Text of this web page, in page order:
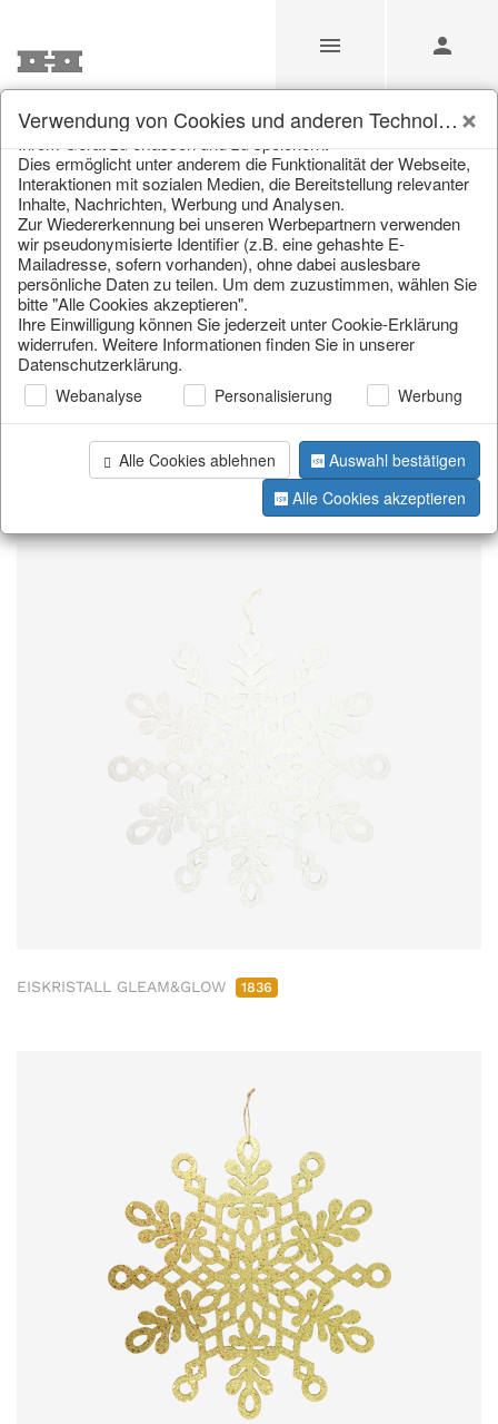
Unsere Produkte für
Händler
Home/Unsere Produkte für Händler/Weihnachten
Schneeflocken & Sterne
Seite 1 von 69 Artikel
EISKRISTALL GLEAM&GLOW 1836
Verwendung von Cookies und anderen Technologien
Technologien (im Folgenden: Cookies), um Informationen von
Ihrem Gerät zu erfassen und zu speichern.
Dies ermöglicht unter anderem die Funktionalität der Webseite,
Interaktionen mit sozialen Medien, die Bereitstellung relevanter
Inhalte, Nachrichten, Werbung und Analysen.
Zur Wiedererkennung bei unseren Werbepartnern verwenden
wir pseudonymisierte Identifier (z.B. eine gehashte E-
Mailadresse, sofern vorhanden), ohne dabei auslesbare
persönliche Daten zu teilen. Um dem zuzustimmen, wählen Sie
bitte "Alle Cookies akzeptieren".
Ihre Einwilligung können Sie jederzeit unter Cookie-Erklärung
widerrufen. Weitere Informationen finden Sie in unserer
Datenschutzerklärung.
Webanalyse Personalisierung Werbung
Alle Cookies ablehnen
Auswahl bestätigen
Alle Cookies akzeptieren